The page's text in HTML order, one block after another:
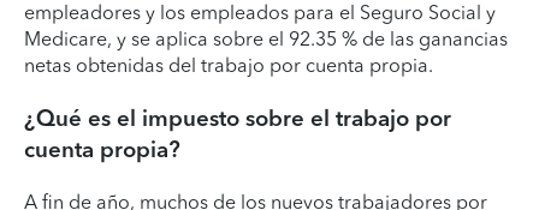
empleadores y los empleados para el Seguro Social y
Medicare, y se aplica sobre el 92.35 % de las ganancias
netas obtenidas del trabajo por cuenta propia.
¿Qué es el impuesto sobre el trabajo por
cuenta propia?
A fin de año, muchos de los nuevos trabajadores por